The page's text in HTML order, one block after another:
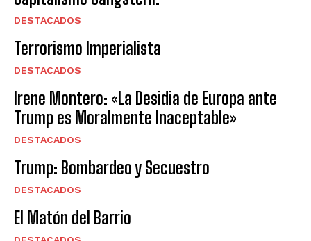
DESTACADOS
Terrorismo Imperialista
DESTACADOS
Irene Montero: «La Desidia de Europa ante
Trump es Moralmente Inaceptable»
DESTACADOS
Trump: Bombardeo y Secuestro
DESTACADOS
El Matón del Barrio